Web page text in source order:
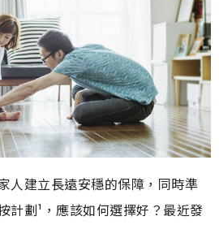
人建立長遠安穩的保障，同時準
計劃¹，應該如何選擇好？最近發